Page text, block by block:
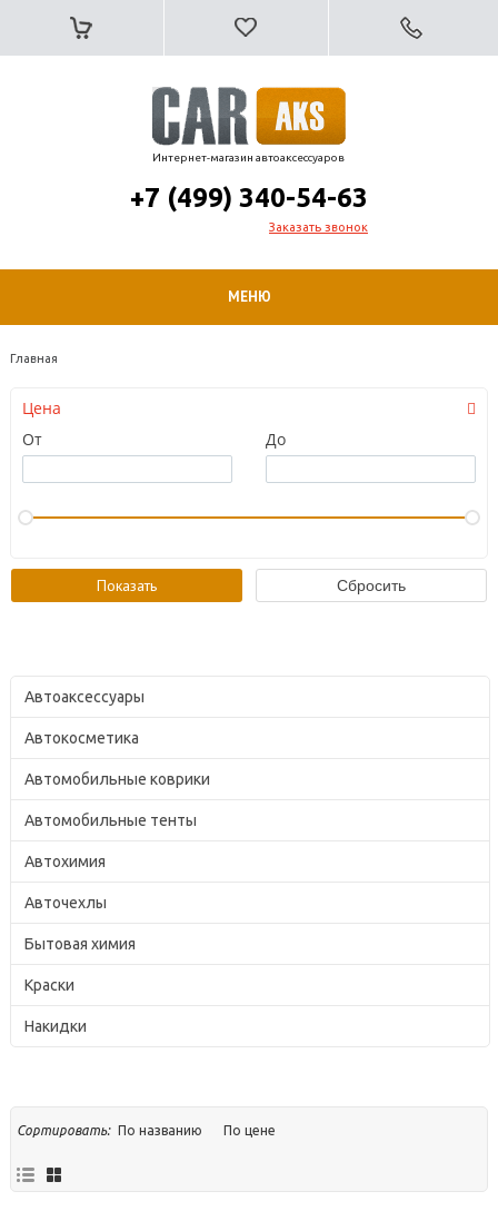
Интернет-магазин автоаксессуаров
+7 (499) 340-54-63
Заказать звонок
МЕНЮ
Главная
Цена
От
До
Автоаксессуары
Автокосметика
Автомобильные коврики
Автомобильные тенты
Автохимия
Авточехлы
Бытовая химия
Краски
Накидки
Сортировать: По названию По цене